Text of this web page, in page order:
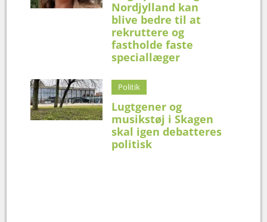
Nordjylland kan
blive bedre til at
rekruttere og
fastholde faste
speciallæger
Politik
Lugtgener og
musikstøj i Skagen
skal igen debatteres
politisk